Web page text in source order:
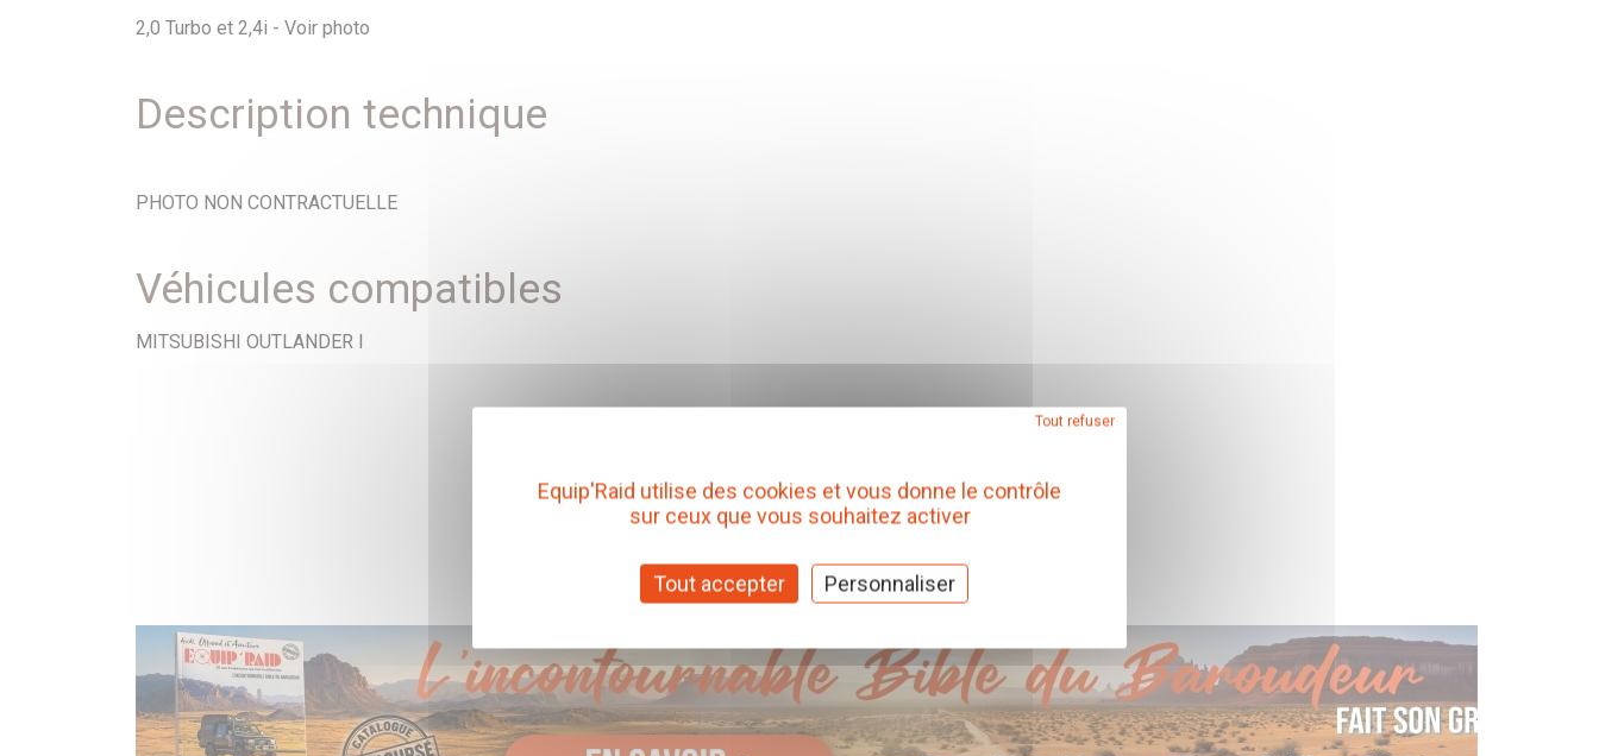
2,0 Turbo et 2,4i - Voir photo
Description technique
PHOTO NON CONTRACTUELLE
Véhicules compatibles
MITSUBISHI OUTLANDER I
Equip'Raid utilise des cookies et vous donne le contrôle
sur ceux que vous souhaitez activer
Tout accepter
Tout refuser
Personnaliser